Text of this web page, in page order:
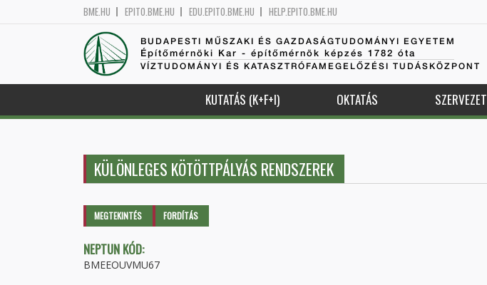
BME.HU EPITO.BME.HU EDU.EPITO.BME.HU HELP.EPITO.BME.HU
BUDAPESTI MŰSZAKI ÉS GAZDASÁGTUDOMÁNYI EGYETEM
Építőmérnöki Kar - építőmérnök képzés 1782 óta
VÍZTUDOMÁNYI ÉS KATASZTRÓFAMEGELŐZÉSI TUDÁSKÖZPONT
KUTATÁS (K+F+I) OKTATÁS SZERVEZET
KÜLÖNLEGES KÖTÖTTPÁLYÁS RENDSZEREK
Elsődleges fülek
MEGTEKINTÉS (AKTÍVFORDÍTÁS
NEPTUN KÓD:
BMEEOUVMU67